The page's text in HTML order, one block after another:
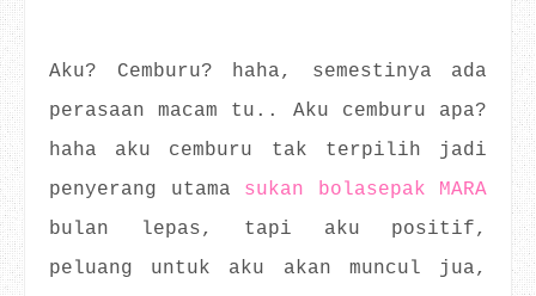
Aku? Cemburu? haha, semestinya ada
perasaan macam tu.. Aku cemburu apa?
haha aku cemburu tak terpilih jadi
penyerang utama sukan bolasepak MARA
bulan lepas, tapi aku positif,
peluang untuk aku akan muncul jua,